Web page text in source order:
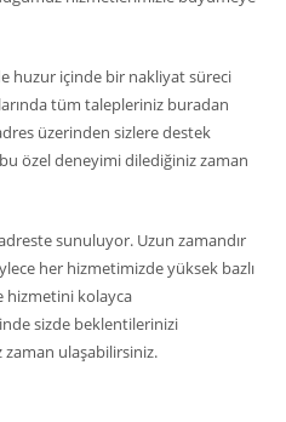
huzur içinde bir nakliyat süreci
tüm talepleriniz buradan
üzerinden sizlere destek
özel deneyimi dilediğiniz zaman
sunuluyor. Uzun zamandır
her hizmetimizde yüksek bazlı
hizmetini kolayca
sizde beklentilerinizi
zaman ulaşabilirsiniz.